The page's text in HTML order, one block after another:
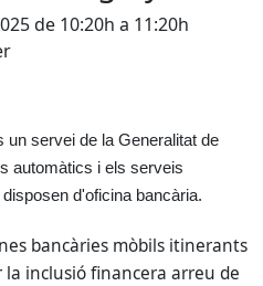
de 10:20h a 11:20h
un servei de la Generalitat de
automàtics i els serveis
d'oficina bancària.
bancàries mòbils itinerants
inclusió financera arreu de